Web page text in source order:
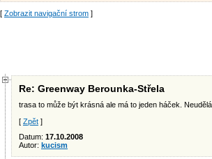
[ Zobrazit navigační strom ]
Re: Greenway Berounka-Střela
trasa to může být krásná ale má to jeden háček.
[ Zpět ]
Datum: 17.10.2008
Autor: kucism